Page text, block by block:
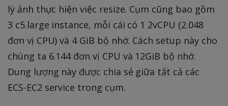
lý ảnh thực hiện việc resize. Cụm cũng bao gồm
3 c5.large instance, mỗi cái có 1 2vCPU (2.048
đơn vị CPU) và 4 GiB bộ nhớ. Cách setup này cho
chúng ta 6.144 đơn vị CPU và 12GiB bộ nhớ.
Dung lượng này được chia sẻ giữa tất cả các
ECS-EC2 service trong cụm.